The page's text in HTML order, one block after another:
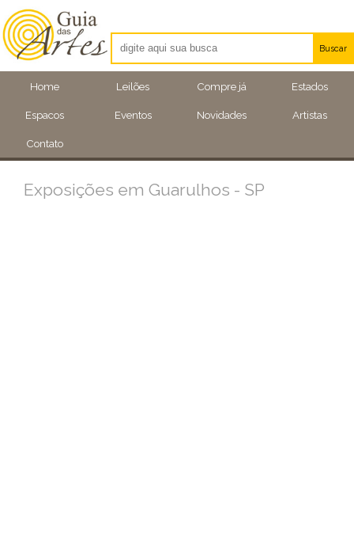
Home Leilões Compre já Estados
Espacos Eventos Novidades Artistas
Contato
Buscar
Artistas
Eventos
Exposições em Guarulhos - SP